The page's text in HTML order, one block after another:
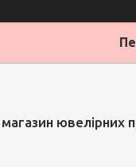
ювелірних